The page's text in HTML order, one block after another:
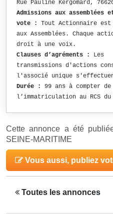
Rue Pauline Kergomard,
Admissions aux assemblées
vote : Tout Actionnaire est
aux Assemblées. Chaque
droit à une voix.
Clauses d’agréments :
Les
transmissions d'actions
l'associé unique
Durée :
99 ans à compter de
l’immatriculation au RCS du
Cette annonce a été
SEINE-MARITIME
Vous aussi, publiez
Toutes les annonces